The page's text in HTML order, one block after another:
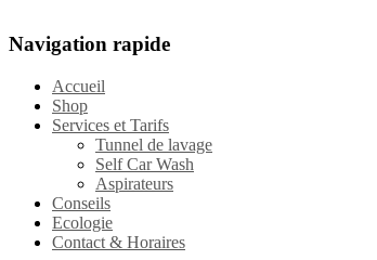
Navigation rapide
Accueil
Shop
Services et Tarifs
Tunnel de lavage
Self Car Wash
Aspirateurs
Conseils
Ecologie
Contact & Horaires